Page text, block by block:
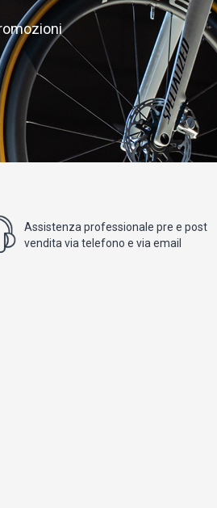
Assistenza professionale pre e post
vendita via telefono e via email